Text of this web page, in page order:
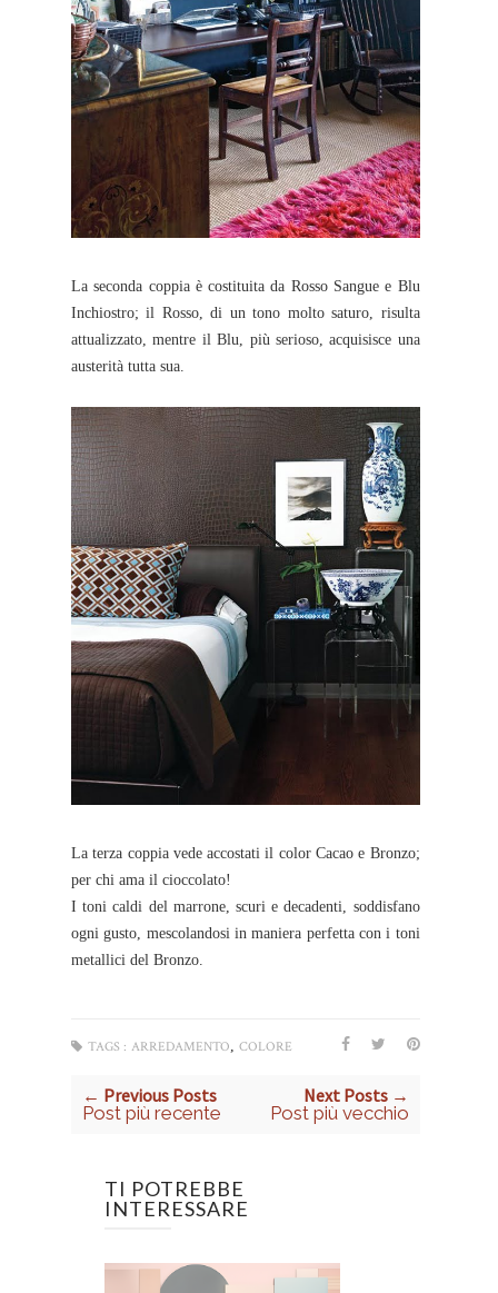
La seconda coppia è costituita da Rosso Sangue e Blu
Inchiostro; il Rosso, di un tono molto saturo, risulta
attualizzato, mentre il Blu, più serioso, acquisisce una
austerità tutta sua.
La terza coppia vede accostati il color Cacao e Bronzo;
per chi ama il cioccolato!
I toni caldi del marrone, scuri e decadenti, soddisfano
ogni gusto, mescolandosi in maniera perfetta con i toni
metallici del Bronzo.
TAGS : ARREDAMENTO, COLORE
← Previous Posts
Post più recente
Next Posts →
Post più vecchio
TI POTREBBE
INTERESSARE